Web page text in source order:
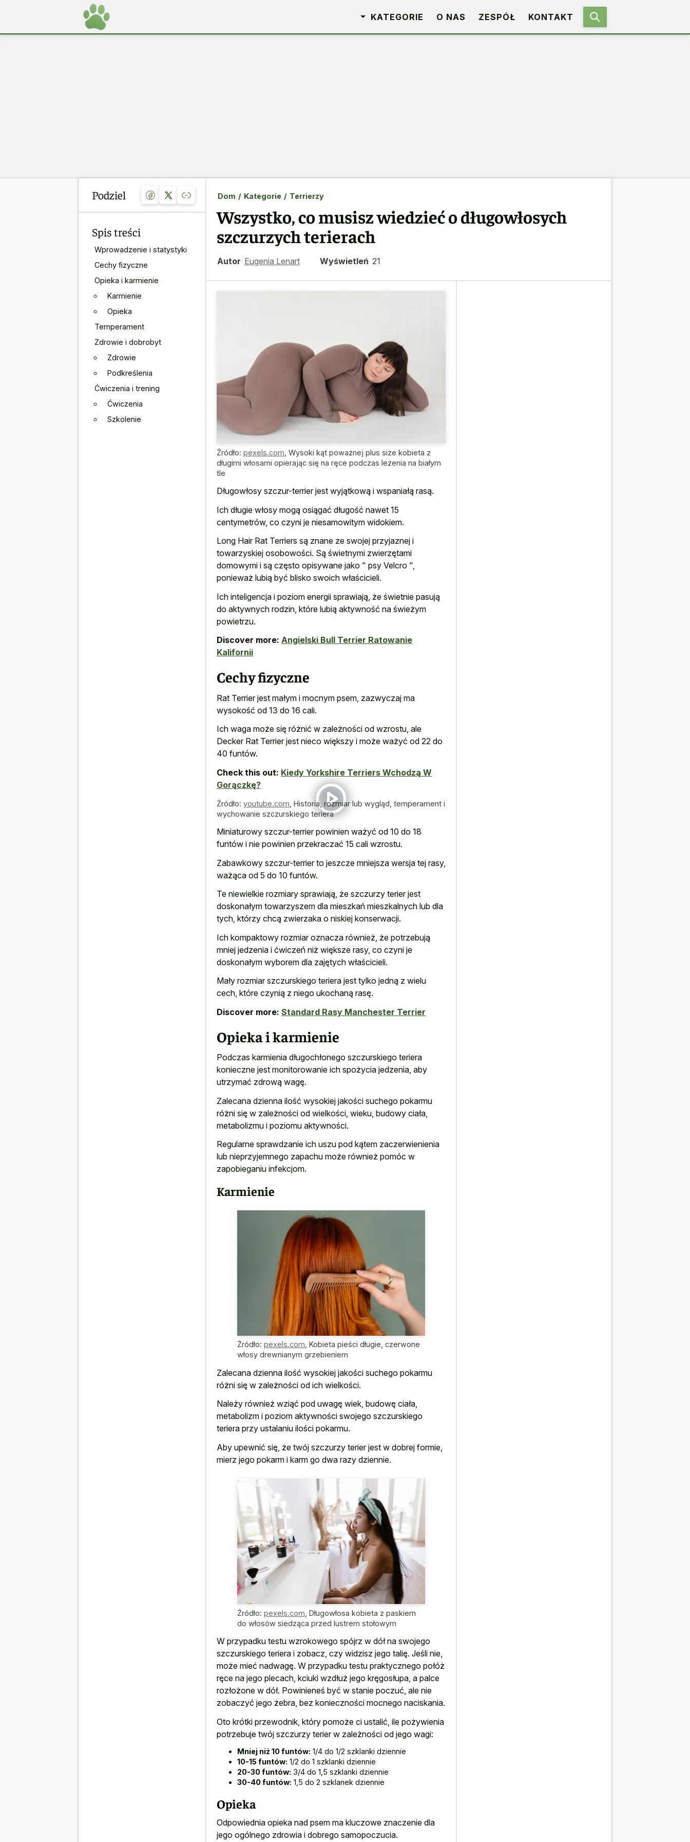
KATEGORIE O NAS ZESPÓŁ KONTAKT
Podziel
Spis treści
Wprowadzenie i statystyki
Cechy fizyczne
Opieka i karmienie
Karmienie
Opieka
Temperament
Zdrowie i dobrobyt
Zdrowie
Podkreślenia
Ćwiczenia i trening
Ćwiczenia
Szkolenie
Dom / Kategorie / Terrierzy
Wszystko, co musisz wiedzieć o długowłosych
szczurzych terierach
Autor Eugenia Lenart Wyświetleń 21
Źródło: pexels.com Wysoki kąt poważnej plus size kobieta z
długimi włosami opierając się na ręce podczas leżenia na białym
tle
Długowłosy szczur-terrier jest wyjątkową i wspaniałą rasą.
Ich długie włosy mogą osiągać długość nawet 15
centymetrów, co czyni je niesamowitym widokiem.
Long Hair Rat Terriers są znane ze swojej przyjaznej i
towarzyskiej osobowości. Są świetnymi zwierzętami
domowymi i są często opisywane jako " psy Velcro ",
ponieważ lubią być blisko swoich właścicieli.
Ich inteligencja i poziom energii sprawiają, że świetnie pasują
do aktywnych rodzin, które lubią aktywność na świeżym
powietrzu.
Discover more: Angielski Bull Terrier Ratowanie
Kalifornii
Cechy fizyczne
Rat Terrier jest małym i mocnym psem, zazwyczaj ma
wysokość od 13 do 16 cali.
Ich waga może się różnić w zależności od wzrostu, ale
Decker Rat Terrier jest nieco większy i może ważyć od 22 do
40 funtów.
Check this out: Kiedy Yorkshire Terriers Wchodzą W
Gorączkę?
Źródło: youtube.com Historia, rozmiar lub wygląd, temperament i
wychowanie szczurskiego teriera
Miniaturowy szczur-terrier powinien ważyć od 10 do 18
funtów i nie powinien przekraczać 15 cali wzrostu.
Zabawkowy szczur-terrier to jeszcze mniejsza wersja tej rasy,
ważąca od 5 do 10 funtów.
Te niewielkie rozmiary sprawiają, że szczurzy terier jest
doskonałym towarzyszem dla mieszkań mieszkalnych lub dla
tych, którzy chcą zwierzaka o niskiej konserwacji.
Ich kompaktowy rozmiar oznacza również, że potrzebują
mniej jedzenia i ćwiczeń niż większe rasy, co czyni je
doskonałym wyborem dla zajętych właścicieli.
Mały rozmiar szczurskiego teriera jest tylko jedną z wielu
cech, które czynią z niego ukochaną rasę.
Discover more: Standard Rasy Manchester Terrier
Opieka i karmienie
Podczas karmienia długochłonego szczurskiego teriera
konieczne jest monitorowanie ich spożycia jedzenia, aby
utrzymać zdrową wagę.
Zalecana dzienna ilość wysokiej jakości suchego pokarmu
różni się w zależności od wielkości, wieku, budowy ciała,
metabolizmu i poziomu aktywności.
Regularne sprawdzanie ich uszu pod kątem zaczerwienienia
lub nieprzyjemnego zapachu może również pomóc w
zapobieganiu infekcjom.
Karmienie
Źródło: pexels.com, Kobieta pieści długie, czerwone
włosy drewnianym grzebieniem
Zalecana dzienna ilość wysokiej jakości suchego pokarmu
różni się w zależności od ich wielkości.
Należy również wziąć pod uwagę wiek, budowę ciała,
metabolizm i poziom aktywności swojego szczurskiego
teriera przy ustalaniu ilości pokarmu.
Aby upewnić się, że twój szczurzy terier jest w dobrej formie,
mierz jego pokarm i karm go dwa razy dziennie.
Źródło: pexels.com Długowłosa kobieta z paskiem
do włosów siedząca przed lustrem stołowym
W przypadku testu wzrokowego spójrz w dół na swojego
szczurskiego teriera i zobacz, czy widzisz jego talię. Jeśli nie,
może mieć nadwagę. W przypadku testu praktycznego połóż
ręce na jego plecach, kciuki wzdłuż jego kręgosłupa, a palce
rozłożone w dół. Powinieneś być w stanie poczuć, ale nie
zobaczyć jego żebra, bez konieczności mocnego naciskania.
Oto krótki przewodnik, który pomoże ci ustalić, ile pożywienia
potrzebuje twój szczurzy terier w zależności od jego wagi:
Mniej niż 10 funtów: 1/4 do 1/2 szklanki dziennie
10-15 funtów: 1/2 do 1 szklanki dziennie
20-30 funtów: 3/4 do 1,5 szklanki dziennie
30-40 funtów: 1,5 do 2 szklanek dziennie
Opieka
Odpowiednia opieka nad psem ma kluczowe znaczenie dla
jego ogólnego zdrowia i dobrego samopoczucia.